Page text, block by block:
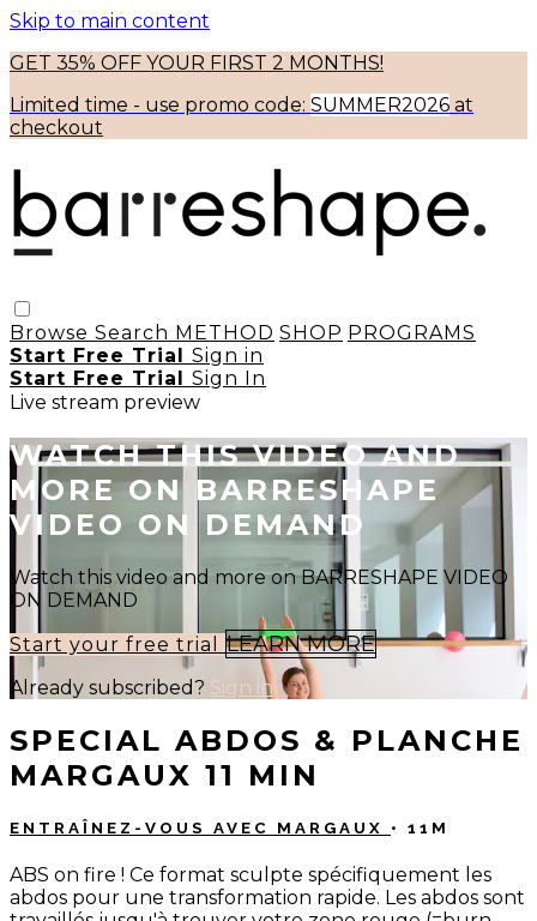
Skip to main content
GET 35% OFF YOUR FIRST 2 MONTHS!
Limited time - use promo code: SUMMER2026 at
checkout
Browse Search METHOD SHOP PROGRAMS
Start Free Trial Sign in
Start Free Trial Sign In
Live stream preview
WATCH THIS VIDEO AND
MORE ON BARRESHAPE
VIDEO ON DEMAND
Watch this video and more on BARRESHAPE VIDEO
ON DEMAND
Start your free trial LEARN MORE
Already subscribed? Sign in
SPECIAL ABDOS & PLANCHE
MARGAUX 11 MIN
ENTRAÎNEZ-VOUS AVEC MARGAUX • 11M
ABS on fire ! Ce format sculpte spécifiquement les
abdos pour une transformation rapide. Les abdos sont